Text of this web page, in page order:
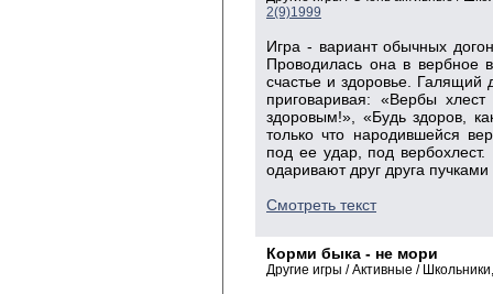
2(9)1999
Игра - вариант обычных
Проводилась она в вербное
счастье и здоровье. Галящий
приговаривая: «Вербы
здоровым!», «Будь здоров,
только что народившейся
под ее удар, под
одаривают друг друга
Смотреть текст
Корми быка - не мори
Другие игры / Активные /